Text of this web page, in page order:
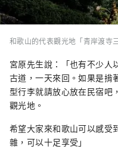
和歌山的代表觀光地「青岸渡寺
宮原先生說：「也有不少人
古道，一天來回。如果是揹
型行李就請放心放在民宿吧
觀光地。
希望大家來和歌山可以感受
雜，可以十足享受」